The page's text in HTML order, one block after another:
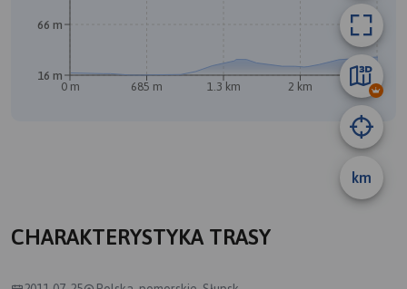
km
0 m 685 m 1.3 km 2 km 2.7 km
16 m
66 m
CHARAKTERYSTYKA TRASY